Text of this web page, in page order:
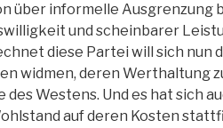
über informelle Ausgrenzung
und scheinbarer
diese Partei will sich nun
widmen, deren Werthaltung
des Westens. Und es hat sich
auf deren Kosten